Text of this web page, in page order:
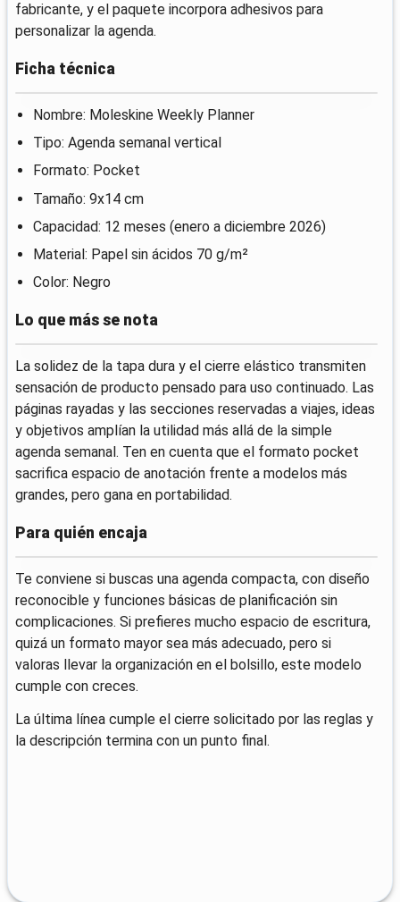
fabricante, y el paquete incorpora adhesivos para
personalizar la agenda.
Ficha técnica
Nombre: Moleskine Weekly Planner
Tipo: Agenda semanal vertical
Formato: Pocket
Tamaño: 9x14 cm
Capacidad: 12 meses (enero a diciembre 2026)
Material: Papel sin ácidos 70 g/m²
Color: Negro
Lo que más se nota
La solidez de la tapa dura y el cierre elástico transmiten
sensación de producto pensado para uso continuado. Las
páginas rayadas y las secciones reservadas a viajes, ideas
y objetivos amplían la utilidad más allá de la simple
agenda semanal. Ten en cuenta que el formato pocket
sacrifica espacio de anotación frente a modelos más
grandes, pero gana en portabilidad.
Para quién encaja
Te conviene si buscas una agenda compacta, con diseño
reconocible y funciones básicas de planificación sin
complicaciones. Si prefieres mucho espacio de escritura,
quizá un formato mayor sea más adecuado, pero si
valoras llevar la organización en el bolsillo, este modelo
cumple con creces.
La última línea cumple el cierre solicitado por las reglas y
la descripción termina con un punto final.